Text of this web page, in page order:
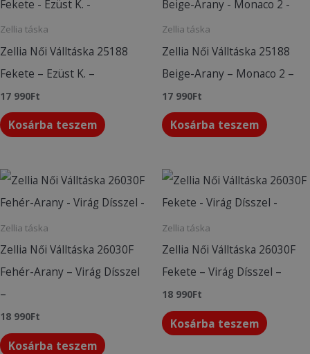
Zellia táska
Zellia Női Válltáska 25188
Fekete – Ezüst K. –
17 990Ft
Kosárba teszem
Zellia táska
Zellia Női Válltáska 25188
Beige-Arany – Monaco 2 –
17 990Ft
Kosárba teszem
Zellia táska
Zellia Női Válltáska 26030F
Fehér-Arany – Virág Dísszel
–
18 990Ft
Kosárba teszem
Zellia táska
Zellia Női Válltáska 26030F
Fekete – Virág Dísszel –
18 990Ft
Kosárba teszem